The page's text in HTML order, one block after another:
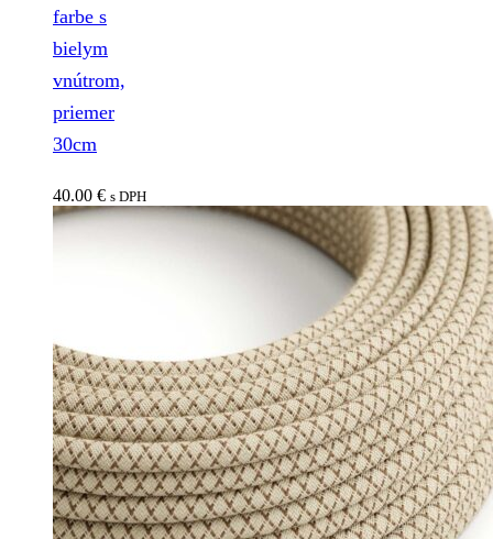
farbe s
bielym
vnútrom,
priemer
30cm
40.00 € s DPH